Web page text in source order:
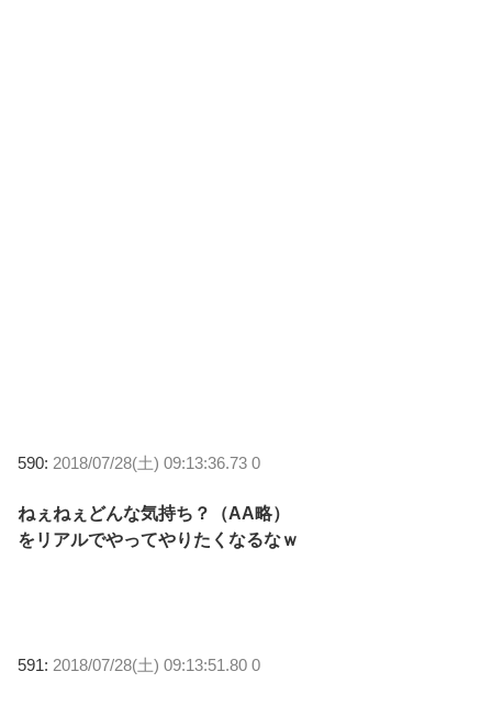
590: 2018/07/28(土) 09:13:36.73 0
ねぇねぇどんな気持ち？（AA略）
をリアルでやってやりたくなるなｗ
591: 2018/07/28(土) 09:13:51.80 0